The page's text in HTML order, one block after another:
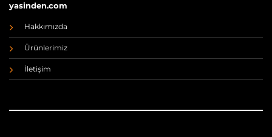
yasinden.com
Hakkımızda
Ürünlerimiz
İletişim